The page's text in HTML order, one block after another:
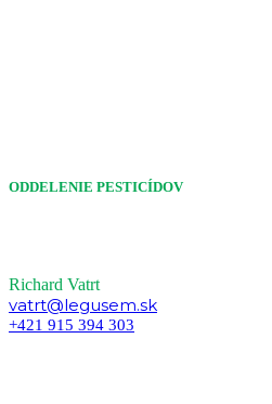
ODDELENIE PESTICÍDOV
Richard Vatrt
vatrt@legusem.sk
+421 915 394 303